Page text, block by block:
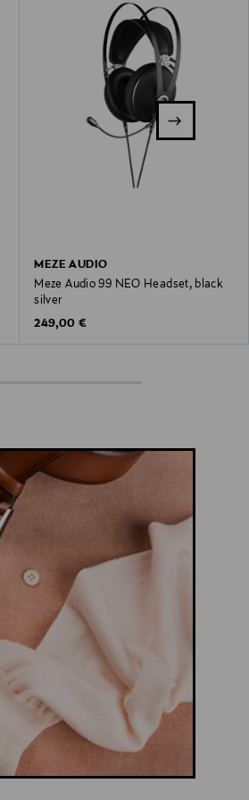
MEZE AUDIO
Meze Audio 99 NEO Headset, black
silver
Original Price
249,00 €